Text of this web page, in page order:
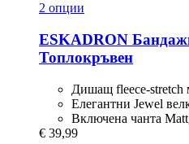
2 опции
ESKADRON
Топлокръвен
Дишащ fleece-stretch
Елегантни Jewel
Включена чанта
€ 39,99